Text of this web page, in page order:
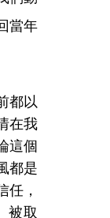
當年
都以
在我
這個
都是
任，
被取